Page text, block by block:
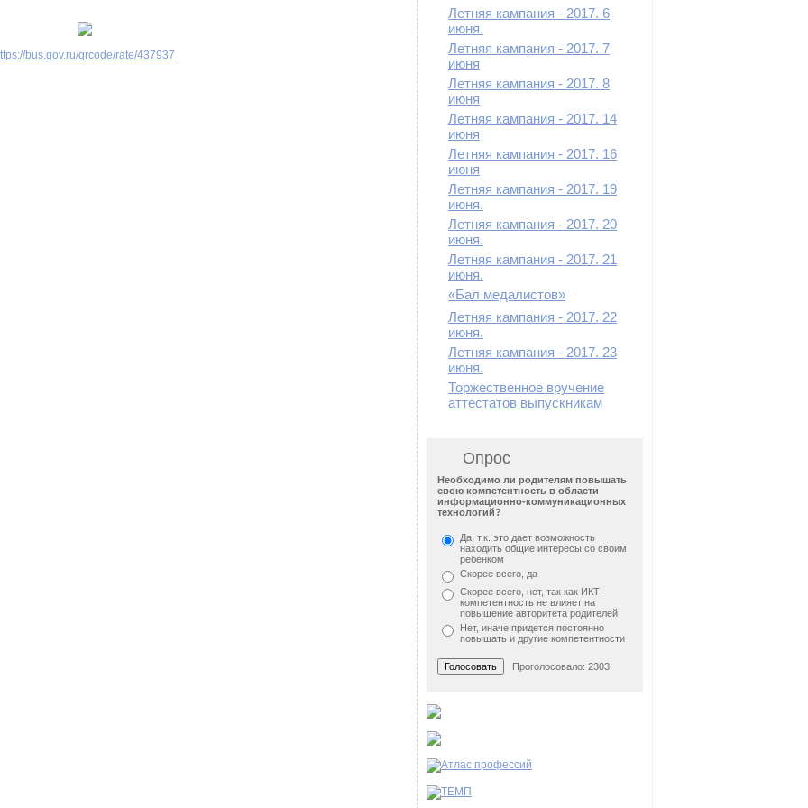
bus.gov.ru/qrcode/rate/437937
Летняя кампания - 2017. 6
июня.
Летняя кампания - 2017. 7
июня
Летняя кампания - 2017. 8
июня
Летняя кампания - 2017. 14
июня
Летняя кампания - 2017. 16
июня
Летняя кампания - 2017. 19
июня.
Летняя кампания - 2017. 20
июня.
Летняя кампания - 2017. 21
июня.
«Бал медалистов»
Летняя кампания - 2017. 22
июня.
Летняя кампания - 2017. 23
июня.
Торжественное вручение
аттестатов выпускникам
Опрос
Необходимо ли родителям повышать
свою компетентность в области
информационно-коммуникационных
технологий?
Да, т.к. это дает возможность
находить общие интересы со своим
ребенком
Скорее всего, да
Скорее всего, нет, так как ИКТ-
компетентность не влияет на
повышение авторитета родителей
Нет, иначе придется постоянно
повышать и другие компетентности
Проголосовало: 2303